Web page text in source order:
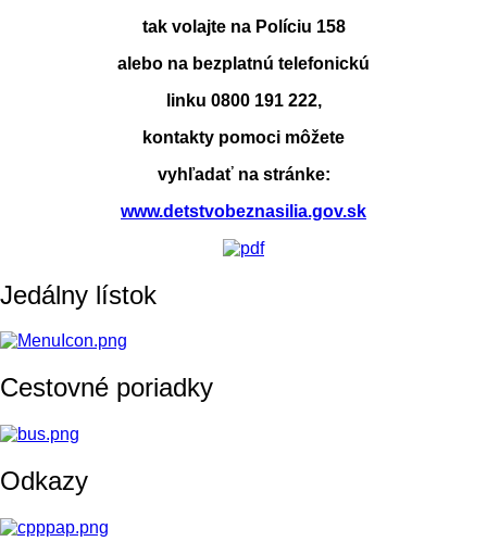
tak volajte na Políciu 158
alebo na bezplatnú telefonickú
linku 0800 191 222,
kontakty pomoci môžete
vyhľadať na stránke:
www.detstvobeznasilia.gov.sk
Jedálny lístok
Cestovné poriadky
Odkazy